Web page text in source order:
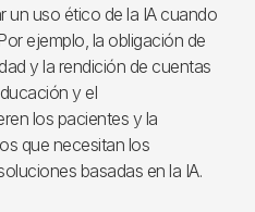
un uso ético de la IA cuando
ejemplo, la obligación de
y la rendición de cuentas
y el
los pacientes y la
que necesitan los
basadas en la IA.